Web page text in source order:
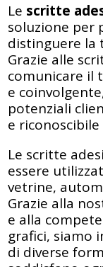
Le scritte
soluzione per
distinguere la
Grazie alle
comunicare il
e
potenziali
e
Le scritte
essere
vetrine,
Grazie alla
e alla
grafici, siamo
di diverse